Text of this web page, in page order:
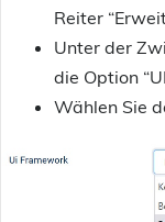
Reiter
Unter der
die Option
Wählen Sie